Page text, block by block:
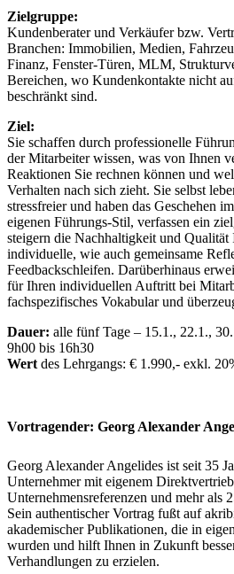
Zielgruppe:
Kundenberater und Verkäufer bzw.
Branchen: Immobilien, Medien,
Finanz, Fenster-Türen, MLM,
Bereichen, wo Kundenkontakte nicht
beschränkt sind.
Ziel:
Sie schaffen durch professionelle
der Mitarbeiter wissen, was von Ihnen
Reaktionen Sie rechnen können und
Verhalten nach sich zieht. Sie selbst
stressfreier und haben das Geschehen
eigenen Führungs-Stil, verfassen ein
steigern die Nachhaltigkeit und Qualität
individuelle, wie auch gemeinsame
Feedbackschleifen. Darüberhinaus
für Ihren individuellen Auftritt bei
fachspezifisches Vokabular und
Dauer: alle fünf Tage – 15.1., 22.1.,
9h00 bis 16h30
Wert des Lehrgangs: € 1.990,- exkl.
Vortragender: Georg Alexander
Georg Alexander Angelides ist seit 35
Unternehmer mit eigenem
Unternehmensreferenzen und mehr als
Sein authentischer Vortrag fußt auf
akademischer Publikationen, die in
wurden und hilft Ihnen in Zukunft
Verhandlungen zu erzielen.